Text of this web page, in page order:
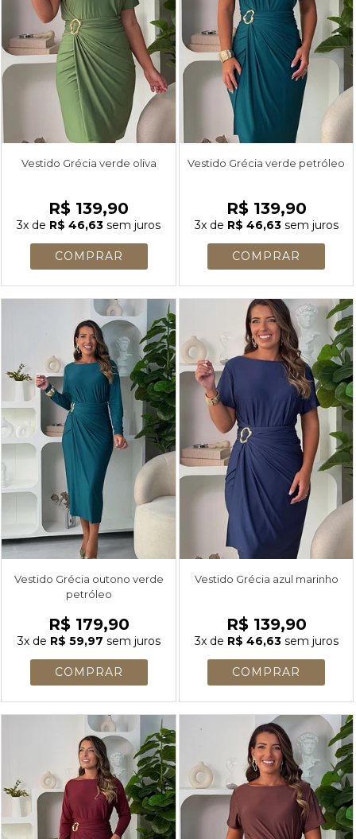
Vestido Grécia verde oliva
R$ 139,90
3x de R$ 46,63 sem juros
Vestido Grécia verde petróleo
R$ 139,90
3xde R$ 46,63sem juros
Vestido Grécia outono verde
petróleo
R$ 179,90
3xde R$ 59,97 sem juros
Vestido Grécia azul marinho
R$ 139,90
3xde R$ 46,63sem juros